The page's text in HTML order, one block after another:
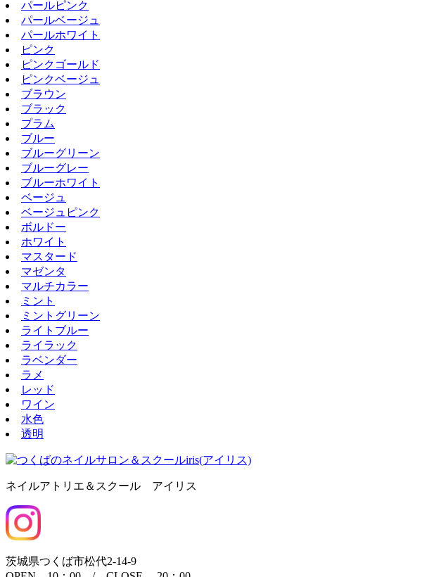
パールピンク
パールベージュ
パールホワイト
ピンク
ピンクゴールド
ピンクベージュ
ブラウン
ブラック
プラム
ブルー
ブルーグリーン
ブルーグレー
ブルーホワイト
ベージュ
ベージュピンク
ボルドー
ホワイト
マスタード
マゼンタ
マルチカラー
ミント
ミントグリーン
ライトブルー
ライラック
ラベンダー
ラメ
レッド
ワイン
水色
透明
ネイルアトリエ＆スクール アイリス
茨城県つくば市松代2-14-9